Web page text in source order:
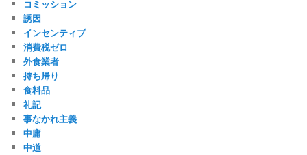
コミッション
誘因
インセンティブ
消費税ゼロ
外食業者
持ち帰り
食料品
礼記
事なかれ主義
中庸
中道